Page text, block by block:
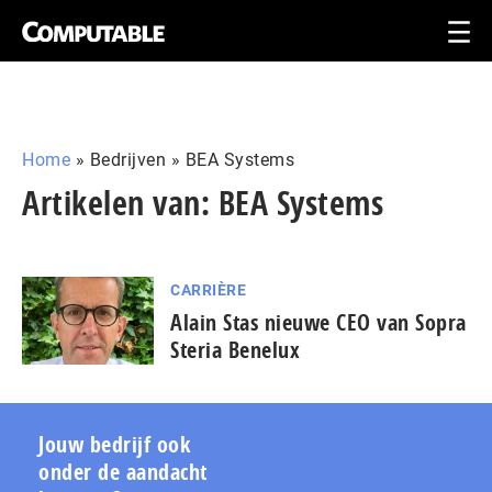
Home » Bedrijven » BEA Systems
Artikelen van: BEA Systems
CARRIÈRE
Alain Stas nieuwe CEO van Sopra
Steria Benelux
Jouw bedrijf ook
onder de aandacht